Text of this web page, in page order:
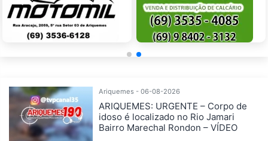
Ariquemes - 06-08-2026
ARIQUEMES: URGENTE – Corpo de
idoso é localizado no Rio Jamari
Bairro Marechal Rondon – VÍDEO